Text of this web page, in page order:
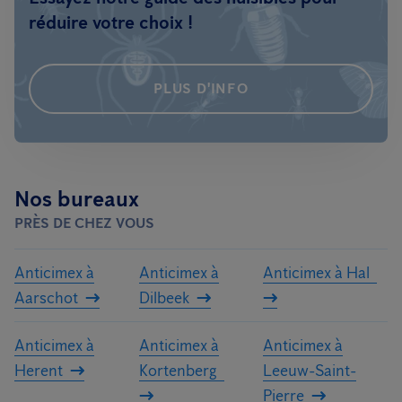
réduire votre choix !
PLUS D'INFO
Nos bureaux
PRÈS DE CHEZ VOUS
Anticimex à
Aarschot
Anticimex à
Dilbeek
Anticimex à Hal
Anticimex à
Herent
Anticimex à
Kortenberg
Anticimex à
Leeuw-Saint-
Pierre